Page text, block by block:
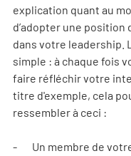
explication quant au
d’adopter une position
dans votre leadership.
simple : à chaque fois
faire réfléchir votre
titre d'exemple, cela
ressembler à ceci :
-       Un membre de